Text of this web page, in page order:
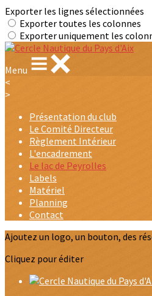
Exporter les lignes sélectionnées
Exporter toutes les colonnes
Exporter uniquement les
Menu
<
>
Présentation du club
Le Comité Directeur
Règlement Intérieur
L'encadrement
Le lac de Peyrolles
Labels
Matériel
Planning
Contact
Ajoutez un logo, un bouton, des
Cliquez pour éditer